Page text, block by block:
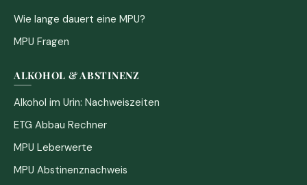
Wie lange dauert eine MPU?
MPU Fragen
ALKOHOL & ABSTINENZ
Alkohol im Urin: Nachweiszeiten
ETG Abbau Rechner
MPU Leberwerte
MPU Abstinenznachweis